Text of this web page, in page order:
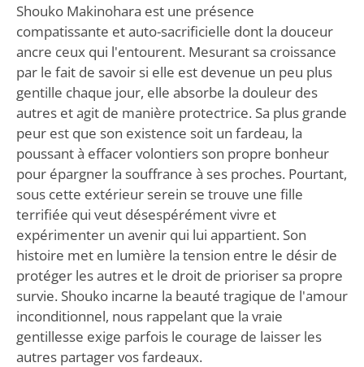
Shouko Makinohara est une présence
compatissante et auto-sacrificielle dont la douceur
ancre ceux qui l'entourent. Mesurant sa croissance
par le fait de savoir si elle est devenue un peu plus
gentille chaque jour, elle absorbe la douleur des
autres et agit de manière protectrice. Sa plus grande
peur est que son existence soit un fardeau, la
poussant à effacer volontiers son propre bonheur
pour épargner la souffrance à ses proches. Pourtant,
sous cette extérieur serein se trouve une fille
terrifiée qui veut désespérément vivre et
expérimenter un avenir qui lui appartient. Son
histoire met en lumière la tension entre le désir de
protéger les autres et le droit de prioriser sa propre
survie. Shouko incarne la beauté tragique de l'amour
inconditionnel, nous rappelant que la vraie
gentillesse exige parfois le courage de laisser les
autres partager vos fardeaux.